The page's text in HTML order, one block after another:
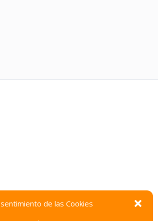
de las Cookies